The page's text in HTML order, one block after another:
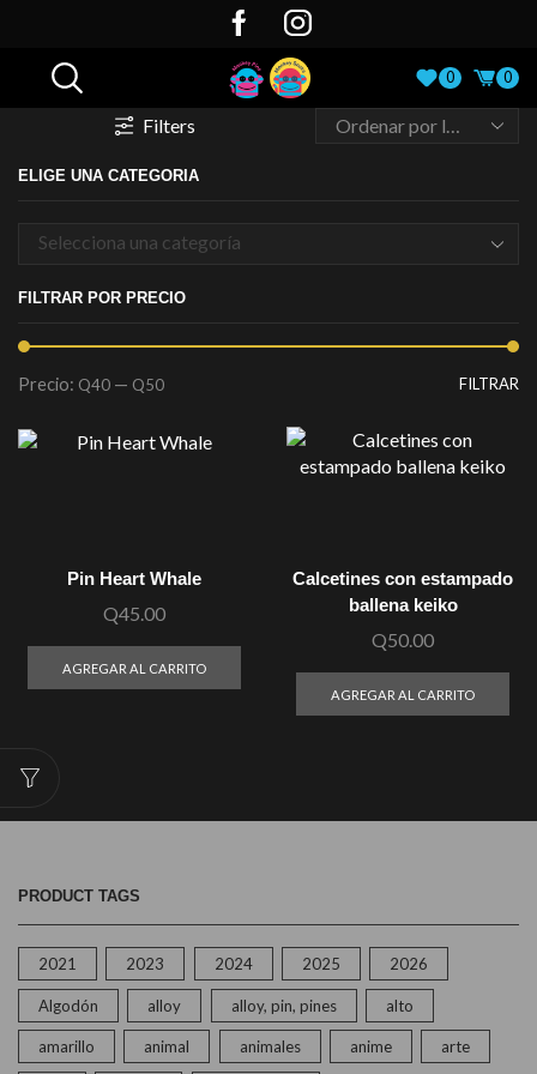
0 0
Filters
ELIGE UNA CATEGORIA
Selecciona una categoría
FILTRAR POR PRECIO
FILTRAR
Precio: Q40 — Q50
Pin Heart Whale
Q45.00
AGREGAR AL CARRITO
Calcetines con estampado
ballena keiko
Q50.00
AGREGAR AL CARRITO
PRODUCT TAGS
2021 2023 2024 2025 2026
Algodón alloy alloy, pin, pines alto
amarillo animal animales anime arte